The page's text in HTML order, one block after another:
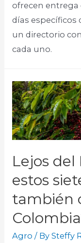
ofrecen entrega
días específicos
un directorio
cada uno. ​
Lejos del
estos
también
Agro / BySteffy